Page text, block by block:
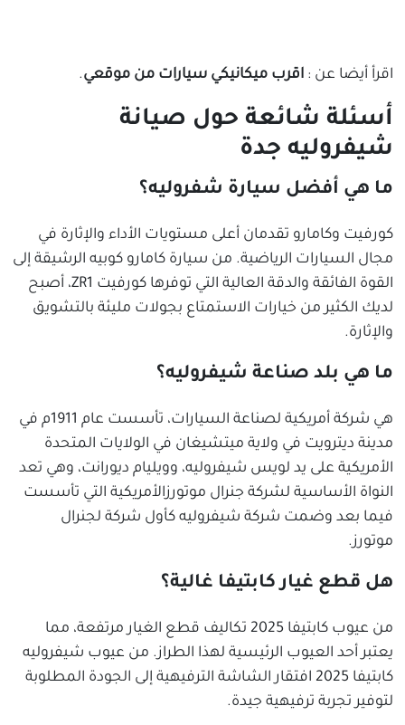
اقرأ أيضا عن :اقرب ميكانيكي سيارات من موقعي.
أسئلة شائعة حول صيانة
شيفروليه جدة
ما هي أفضل سيارة شفروليه؟
كورفيت وكامارو تقدمان أعلى مستويات الأداء والإثارة في
مجال السيارات الرياضية. من سيارة كامارو كوبيه الرشيقة إلى
القوة الفائقة والدقة العالية التي توفرها كورفيت ZR1، أصبح
لديك الكثير من خيارات الاستمتاع بجولات مليئة بالتشويق
والإثارة.
ما هي بلد صناعة شيفروليه؟
هي شركة أمريكية لصناعة السيارات، تأسست عام 1911م في
مدينة ديترويت في ولاية ميتشيغان في الولايات المتحدة
الأمريكية على يد لويس شيفروليه، وويليام ديورانت، وهي تعد
النواة الأساسية لشركة جنرال موتورزالأمريكية التي تأسست
فيما بعد وضمت شركة شيفروليه كأول شركة لجنرال
موتورز.
هل قطع غيار كابتيفا غالية؟
من عيوب كابتيفا 2025 تكاليف قطع الغيار مرتفعة، مما
يعتبر أحد العيوب الرئيسية لهذا الطراز. من عيوب شيفروليه
كابتيفا 2025 افتقار الشاشة الترفيهية إلى الجودة المطلوبة
لتوفير تجربة ترفيهية جيدة.